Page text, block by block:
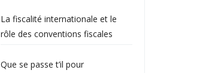
La fiscalité internationale et le
rôle des conventions fiscales
Que se passe t’il pour